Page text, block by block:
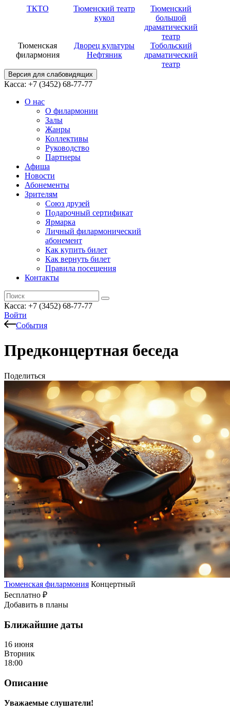
ТКТО
Тюменский театр
кукол
Тюменский
большой
драматический
театр
Тюменская
филармония
Дворец культуры
Нефтяник
Тобольский
драматический
театр
Версия для слабовидящих
Касса: +7 (3452) 68-77-77
О нас
О филармонии
Залы
Жанры
Коллективы
Руководство
Партнеры
Афиша
Новости
Абонементы
Зрителям
Союз друзей
Подарочный сертификат
Ярмарка
Личный филармонический
абонемент
Как купить билет
Как вернуть билет
Правила посещения
Контакты
Касса: +7 (3452) 68-77-77
Войти
События
Предконцертная беседа
Поделиться
Тюменская филармония Концертный
Бесплатно ₽
Добавить в планы
Ближайшие даты
16 июня
Вторник
18:00
Описание
Уважаемые слушатели!